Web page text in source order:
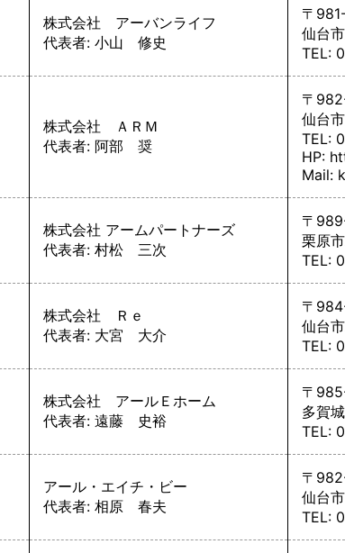
株式会社 アーバンライフ
代表者: 小山 修史
〒
仙台
TEL:
株式会社 ＡＲＭ
代表者: 阿部 奨
〒
仙台
TEL:
HP:
Mail:
株式会社 アームパートナーズ
代表者: 村松 三次
〒
栗原
TEL:
株式会社 Ｒｅ
代表者: 大宮 大介
〒
仙台
TEL:
株式会社 アールＥホーム
代表者: 遠藤 史裕
〒
多賀
TEL:
アール・エイチ・ビー
代表者: 相原 春夫
〒
仙台
TEL: